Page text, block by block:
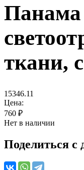
Панама
ткани,
15346.11
Цена:
760 ₽
Нет в наличии
Поделиться с